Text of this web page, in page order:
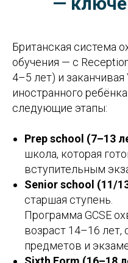
Британская система
обучения — с
4–5 лет) и
иностранного
следующие этапы:
Prep school (7–13
школа, которая
вступительным
Senior school (11/
старшая ступень.
Программа GCSE
возраст 14–16 лет,
предметов и